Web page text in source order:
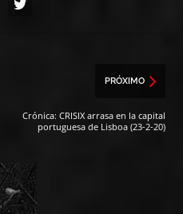
PRÓXIMO
Crónica: CRISIX arrasa en la capital
portuguesa de Lisboa (23-2-20)